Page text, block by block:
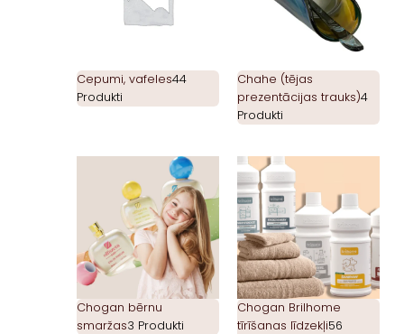
Cepumi, vafeles44
Produkti
Chahe (tējas
prezentācijas trauks)4
Produkti
Chogan bērnu
smaržas3 Produkti
Chogan Brilhome
tīrīšanas līdzekļi56